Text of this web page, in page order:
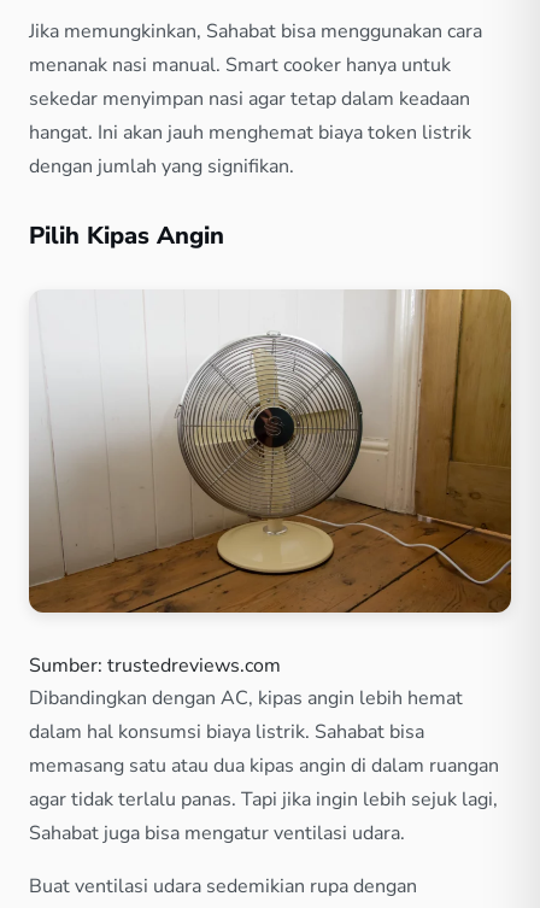
Jika memungkinkan, Sahabat bisa menggunakan cara
menanak nasi manual. Smart cooker hanya untuk
sekedar menyimpan nasi agar tetap dalam keadaan
hangat. Ini akan jauh menghemat biaya token listrik
dengan jumlah yang signifikan.
Pilih Kipas Angin
Sumber: trustedreviews.com
Dibandingkan dengan AC, kipas angin lebih hemat
dalam hal konsumsi biaya listrik. Sahabat bisa
memasang satu atau dua kipas angin di dalam ruangan
agar tidak terlalu panas. Tapi jika ingin lebih sejuk lagi,
Sahabat juga bisa mengatur ventilasi udara.
Buat ventilasi udara sedemikian rupa dengan